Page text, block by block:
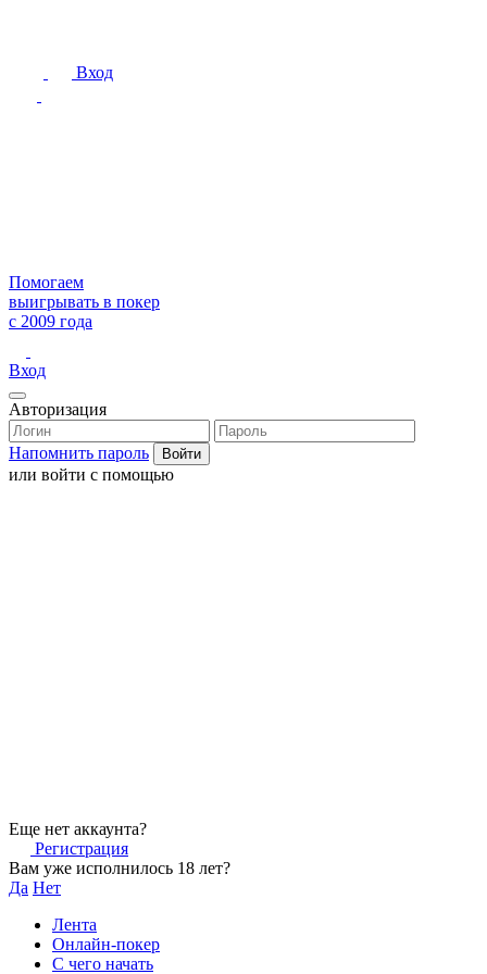
Вход
Помогаем
выигрывать в покер
с 2009 года
Вход
Авторизация
Напомнить пароль
или войти с помощью
Еще нет аккаунта?
Регистрация
Вам уже исполнилось 18 лет?
Да Нет
Лента
Онлайн-покер
С чего начать